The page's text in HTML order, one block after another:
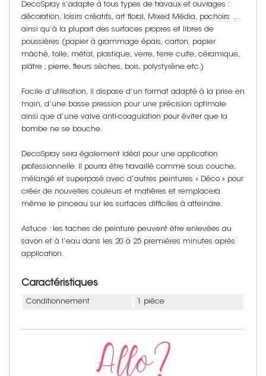
DecoSpray s’adapte à tous types de travaux et ouvrages :
décoration, loisirs créatifs, art floral, Mixed Média, pochoirs …
ainsi qu’à la plupart des surfaces propres et libres de
poussières (papier à grammage épais, carton, papier
mâché, toile, métal, plastique, verre, terre cuite, céramique,
plâtre ; pierre, fleurs sèches, bois, polystyrène etc.)
Facile d’utilisation, il dispose d’un format adapté à la prise en
main, d’une basse pression pour une précision optimale
ainsi que d’une valve anti-coagulation pour éviter que la
bombe ne se bouche.
DecoSpray sera également idéal pour une application
professionnelle. Il pourra être travaillé comme sous couche,
mélangé et superposé avec d’autres peintures « Déco » pour
créer de nouvelles couleurs et matières et remplacera
même le pinceau sur les surfaces difficiles à atteindre.
Astuce : les taches de peinture peuvent être enlevées au
savon et à l’eau dans les 20 à 25 premières minutes après
application.
Caractéristiques
Conditionnement 1 pièce